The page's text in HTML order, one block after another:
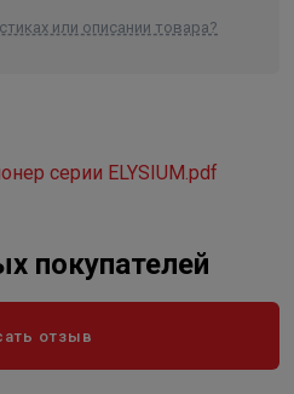
или описании товара?
серии ELYSIUM.pdf
покупателей
отзыв